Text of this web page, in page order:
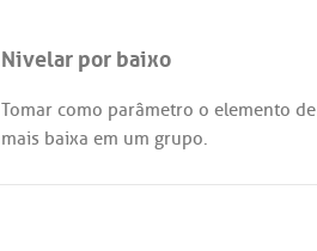
Nivelar por baixo
Tomar como parâmetro o elemento de
mais baixa em um grupo.